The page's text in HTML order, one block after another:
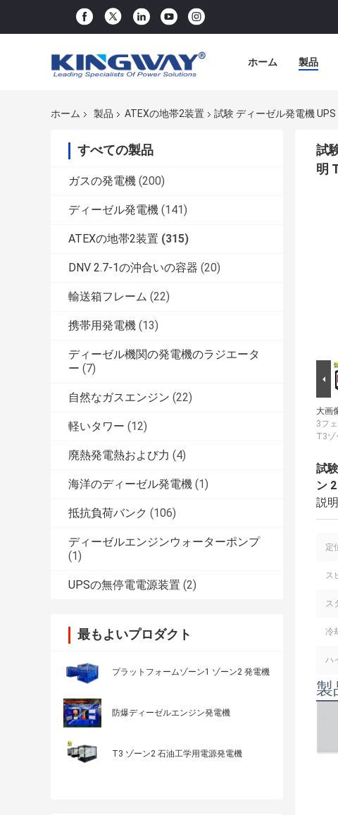
ホーム 製品
ホーム 製品 ATEXの地帯2装置 試験 ディーゼル発電機
すべての製品
ガスの発電機 (200)
ディーゼル発電機 (141)
ATEXの地帯2装置 (315)
DNV 2.7-1の沖合いの容器 (20)
輸送箱フレーム (22)
携帯用発電機 (13)
ディーゼル機関の発電機のラジエータ
ー (7)
自然なガスエンジン (22)
軽いタワー (12)
廃熱発電熱および力 (4)
海洋のディーゼル発電機 (1)
抵抗負荷バンク (106)
ディーゼルエンジンウォーターポンプ
(1)
UPSの無停電電源装置 (2)
最もよいプロダクト
プラットフォームゾーン1 ゾーン2 発電機
防爆ディーゼルエンジン発電機
T3 ゾーン2 石油工学用電源発電機
試
明
大画
3フ
T3ゾ
試
ン
説明
定
ス
ス
冷
ハ
製